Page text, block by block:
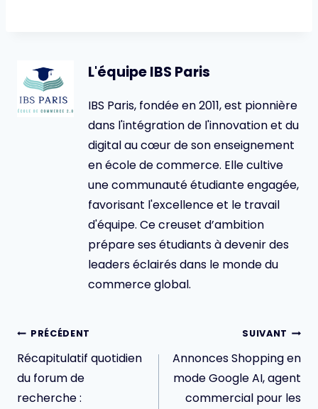
L'équipe IBS Paris
IBS Paris, fondée en 2011, est pionnière
dans l'intégration de l'innovation et du
digital au cœur de son enseignement
en école de commerce. Elle cultive
une communauté étudiante engagée,
favorisant l'excellence et le travail
d'équipe. Ce creuset d’ambition
prépare ses étudiants à devenir des
leaders éclairés dans le monde du
commerce global.
Navigation
de
l’article
PRÉCÉDENT
Récapitulatif quotidien
du forum de
recherche :
SUIVANT
Annonces Shopping en
mode Google AI, agent
commercial pour les